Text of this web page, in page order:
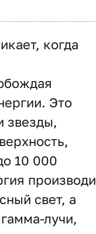
когда
Это
звезды,
10 000
свет, а
лучи,